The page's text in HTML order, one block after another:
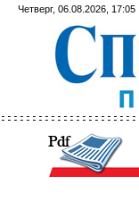
Четверг, 06.08.2026, 17:05